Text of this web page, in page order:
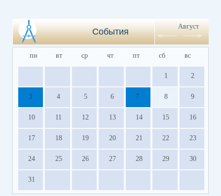
События
Август
пн вт ср чт пт сб вс
1 2
3 4 5 6 7 8 9
10 11 12 13 14 15 16
17 18 19 20 21 22 23
24 25 26 27 28 29 30
31